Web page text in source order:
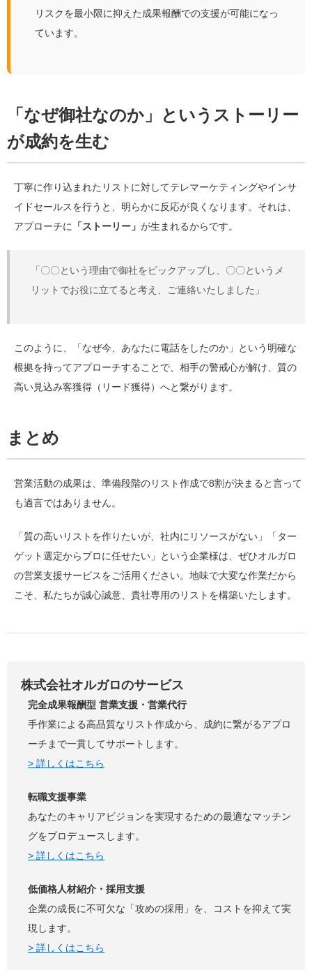
リスクを最小限に抑えた成果報酬での支援が可能になっ
ています。
「なぜ御社なのか」というストーリー
が成約を生む
丁寧に作り込まれたリストに対してテレマーケティングやインサ
イドセールスを行うと、明らかに反応が良くなります。それは、
アプローチに
「ストーリー」 が生まれるからです。
「〇〇という理由で御社をピックアップし、〇〇というメ
リットでお役に立てると考え、ご連絡いたしました」
このように、「なぜ今、あなたに電話をしたのか」という明確な
根拠を持ってアプローチすることで、相手の警戒心が解け、質の
高い見込み客獲得（リード獲得）へと繋がります。
まとめ
営業活動の成果は、準備段階のリスト作成で8割が決まると言って
も過言ではありません。
「質の高いリストを作りたいが、社内にリソースがない」「ター
ゲット選定からプロに任せたい」という企業様は、ぜひオルガロ
の営業支援サービスをご活用ください。地味で大変な作業だから
こそ、私たちが誠心誠意、貴社専用のリストを構築いたします。
株式会社オルガロのサービス
完全成果報酬型 営業支援・営業代行
手作業による高品質なリスト作成から、成約に繋がるアプロ
ーチまで一貫してサポートします。
> 詳しくはこちら
転職支援事業
あなたのキャリアビジョンを実現するための最適なマッチン
グをプロデュースします。
> 詳しくはこちら
低価格人材紹介・採用支援
企業の成長に不可欠な「攻めの採用」を、コストを抑えて実
現します。
> 詳しくはこちら